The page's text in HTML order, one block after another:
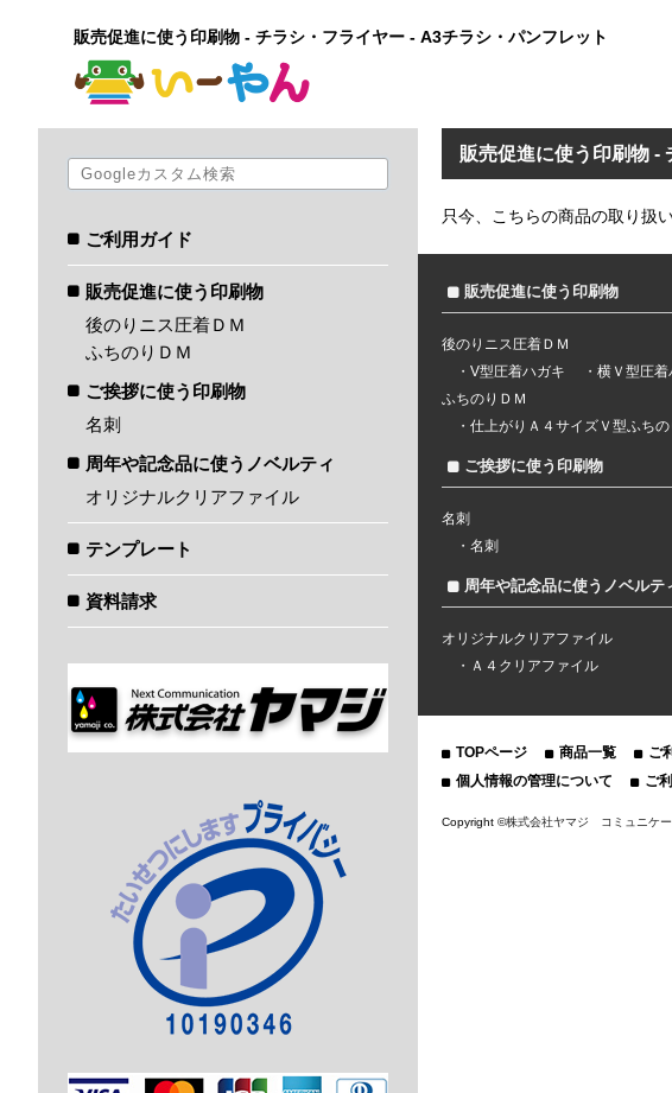
販売促進に使う印刷物 - チラシ・フライヤー - A3チラシ・パンフレット
ご利用ガイド
販売促進に使う印刷物
後のりニス圧着ＤＭ
ふちのりＤＭ
ご挨拶に使う印刷物
名刺
周年や記念品に使うノベルティ
オリジナルクリアファイル
テンプレート
資料請求
販売促進に使う印刷物 -
只今、こちらの商品の取り扱
販売促進に使う印刷物
後のりニス圧着ＤＭ
V型圧着ハガキ
横Ｖ型圧着
ふちのりＤＭ
仕上がりＡ４サイズＶ型ふちの
ご挨拶に使う印刷物
名刺
名刺
周年や記念品に使うノベルテ
オリジナルクリアファイル
Ａ４クリアファイル
TOPページ 商品一覧 ご
個人情報の管理について
ご
Copyright ©株式会社ヤマジ コミュニケ